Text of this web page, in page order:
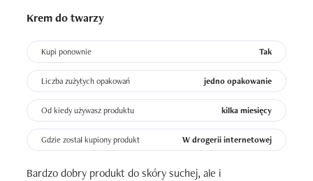
Krem do twarzy
Kupi ponownie Tak
Liczba zużytych opakowań jedno opakowanie
Od kiedy używasz produktu kilka miesięcy
Gdzie został kupiony produkt W drogerii internetowej
Bardzo dobry produkt do skóry suchej, ale i